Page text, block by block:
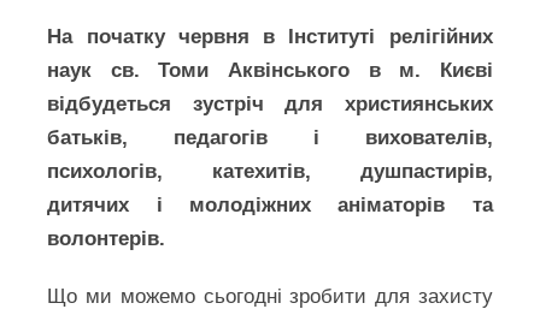
На початку червня в Інституті релігійних
наук св. Томи Аквінського в м. Києві
відбудеться зустріч для християнських
батьків, педагогів і вихователів,
психологів, катехитів, душпастирів,
дитячих і молодіжних аніматорів та
волонтерів.
Що ми можемо сьогодні зробити для захисту